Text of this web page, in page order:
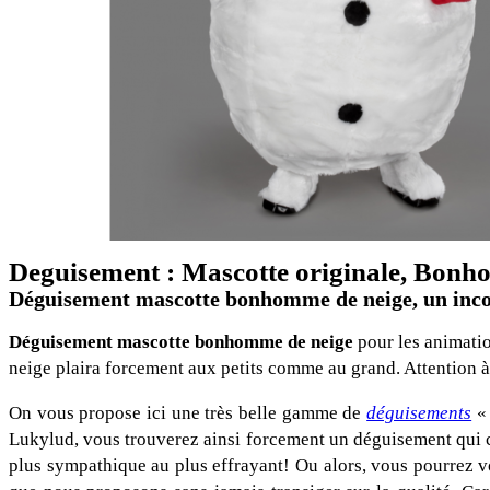
Deguisement : Mascotte originale,
Déguisement mascotte bonhomme de neige, un
Déguisement mascotte bonhomme de neige pour les
neige plaira forcement aux petits comme au grand. Attention
On vous propose ici une très belle gamme dedéguisements
Lukylud, vous trouverez ainsi forcement un déguisement qui
plus sympathique au plus effrayant! Ou alors, vous pourrez